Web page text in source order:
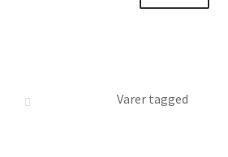
Varer tagged